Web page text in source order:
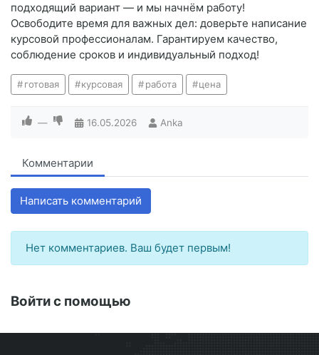
подходящий вариант — и мы начнём работу!
Освободите время для важных дел: доверьте написание
курсовой профессионалам. Гарантируем качество,
соблюдение сроков и индивидуальный подход!
готовая курсовая работа цена
— 16.05.2026 Anka
Комментарии
Написать комментарий
Нет комментариев. Ваш будет первым!
Войти с помощью